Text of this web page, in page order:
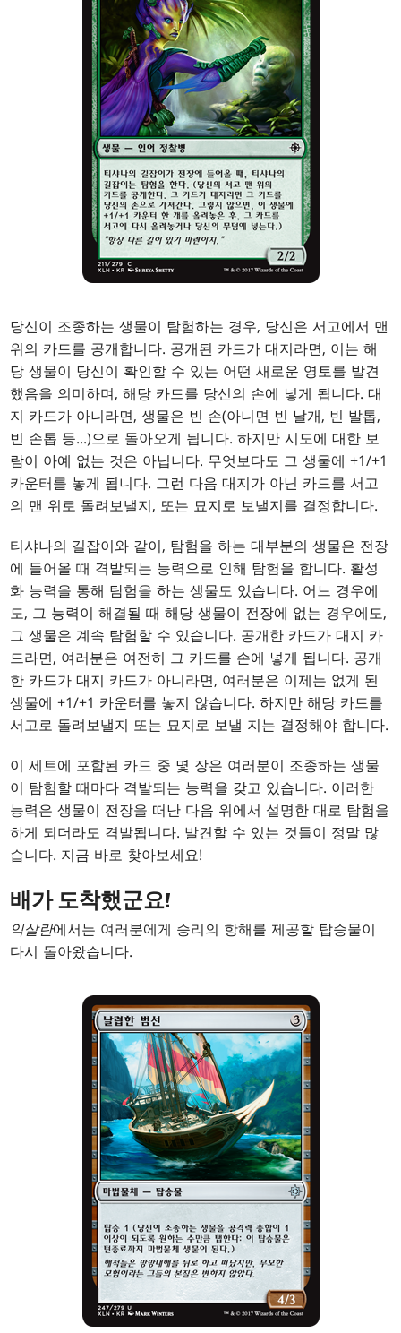
당신이 조종하는 생물이 탐험하는 경우, 당신은 서고에서 맨
위의 카드를 공개합니다. 공개된 카드가 대지라면, 이는 해
당 생물이 당신이 확인할 수 있는 어떤 새로운 영토를 발견
했음을 의미하며, 해당 카드를 당신의 손에 넣게 됩니다. 대
지 카드가 아니라면, 생물은 빈 손(아니면 빈 날개, 빈 발톱,
빈 손톱 등...)으로 돌아오게 됩니다. 하지만 시도에 대한 보
람이 아예 없는 것은 아닙니다. 무엇보다도 그 생물에 +1/+1
카운터를 놓게 됩니다. 그런 다음 대지가 아닌 카드를 서고
의 맨 위로 돌려보낼지, 또는 묘지로 보낼지를 결정합니다.
티샤나의 길잡이와 같이, 탐험을 하는 대부분의 생물은 전장
에 들어올 때 격발되는 능력으로 인해 탐험을 합니다. 활성
화 능력을 통해 탐험을 하는 생물도 있습니다. 어느 경우에
도, 그 능력이 해결될 때 해당 생물이 전장에 없는 경우에도,
그 생물은 계속 탐험할 수 있습니다. 공개한 카드가 대지 카
드라면, 여러분은 여전히 그 카드를 손에 넣게 됩니다. 공개
한 카드가 대지 카드가 아니라면, 여러분은 이제는 없게 된
생물에 +1/+1 카운터를 놓지 않습니다. 하지만 해당 카드를
서고로 돌려보낼지 또는 묘지로 보낼 지는 결정해야 합니다.
이 세트에 포함된 카드 중 몇 장은 여러분이 조종하는 생물
이 탐험할 때마다 격발되는 능력을 갖고 있습니다. 이러한
능력은 생물이 전장을 떠난 다음 위에서 설명한 대로 탐험을
하게 되더라도 격발됩니다. 발견할 수 있는 것들이 정말 많
습니다. 지금 바로 찾아보세요!
배가 도착했군요!
익살란에서는 여러분에게 승리의 항해를 제공할 탑승물이
다시 돌아왔습니다.